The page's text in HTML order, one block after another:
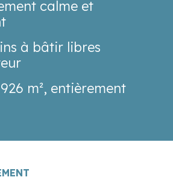
calme et
à bâtir libres
m², entièrement